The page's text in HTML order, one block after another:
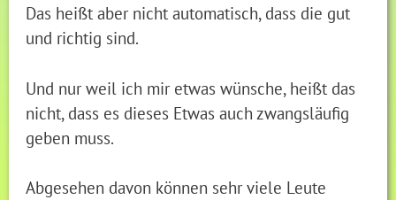
Das heißt aber nicht automatisch, dass die gut
und richtig sind.
Und nur weil ich mir etwas wünsche, heißt das
nicht, dass es dieses Etwas auch zwangsläufig
geben muss.
Abgesehen davon können sehr viele Leute